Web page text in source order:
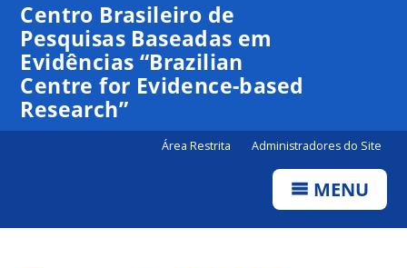
Centro Brasileiro de
Pesquisas Baseadas em
Evidências “Brazilian
Centre for Evidence-based
Research”
Área Restrita Administradores do Site
MENU